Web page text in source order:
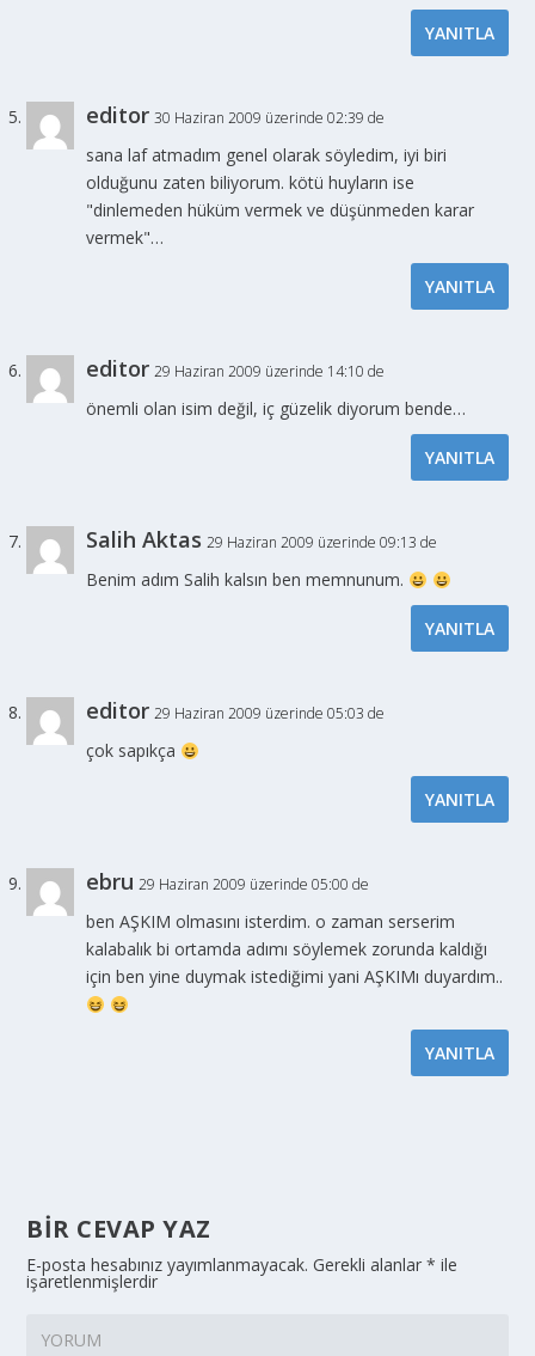
YANITLA
editor 30 Haziran 2009 üzerinde 02:39 de
sana laf atmadım genel olarak söyledim, iyi biri
olduğunu zaten biliyorum. kötü huyların ise
"dinlemeden hüküm vermek ve düşünmeden karar
vermek"…
YANITLA
editor 29 Haziran 2009 üzerinde 14:10 de
önemli olan isim değil, iç güzelik diyorum bende…
YANITLA
Salih Aktas 29 Haziran 2009 üzerinde 09:13 de
Benim adım Salih kalsın ben memnunum.
YANITLA
editor 29 Haziran 2009 üzerinde 05:03 de
çok sapıkça
YANITLA
ebru 29 Haziran 2009 üzerinde 05:00 de
ben AŞKIM olmasını isterdim. o zaman serserim
kalabalık bi ortamda adımı söylemek zorunda kaldığı
için ben yine duymak istediğimi yani AŞKIMı duyardım..
YANITLA
BIR CEVAP YAZ
E-posta hesabınız yayımlanmayacak. Gerekli alanlar* ile
işaretlenmişlerdir